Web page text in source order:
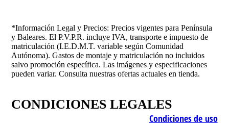
*Información Legal y Precios: Precios vigentes para Península
y Baleares. El P.V.P.R. incluye IVA, transporte e impuesto de
matriculación (I.E.D.M.T. variable según Comunidad
Autónoma). Gastos de montaje y matriculación no incluidos
salvo promoción específica. Las imágenes y especificaciones
pueden variar. Consulta nuestras ofertas actuales en tienda.
CONDICIONES LEGALES
Condiciones de uso